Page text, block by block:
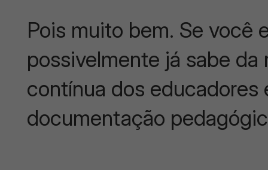
Pois muito bem. Se você
possivelmente já sabe
contínua dos
documentação